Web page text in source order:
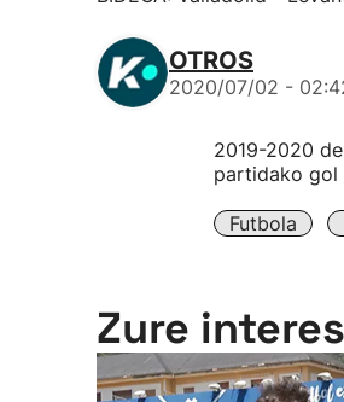
OTROS
2020/07/02 -
2019-2020
partidako gol
Futbola
Zure